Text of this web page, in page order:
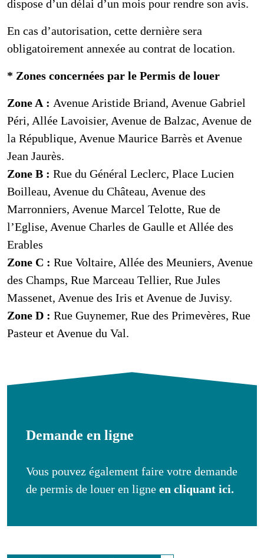
dispose d’un délai d’un mois pour rendre son avis.
En cas d’autorisation, cette dernière sera
obligatoirement annexée au contrat de location.
* Zones concernées par le Permis de louer
Zone A : Avenue Aristide Briand, Avenue Gabriel
Péri, Allée Lavoisier, Avenue de Balzac, Avenue de
la République, Avenue Maurice Barrès et Avenue
Jean Jaurès.
Zone B : Rue du Général Leclerc, Place Lucien
Boilleau, Avenue du Château, Avenue des
Marronniers, Avenue Marcel Telotte, Rue de
l’Eglise, Avenue Charles de Gaulle et Allée des
Erables
Zone C : Rue Voltaire, Allée des Meuniers, Avenue
des Champs, Rue Marceau Tellier, Rue Jules
Massenet, Avenue des Iris et Avenue de Juvisy.
Zone D : Rue Guynemer, Rue des Primevères, Rue
Pasteur et Avenue du Val.
Demande en ligne
Vous pouvez également faire votre demande
de permis de louer en ligne en cliquant ici.